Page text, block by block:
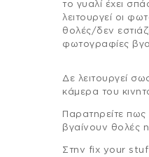
το γυαλί έχει
λειτουργεί οι
θολές/δεν
φωτογραφίες
Δε λειτουργεί
κάμερα του
Παρατηρείτε
βγαίνουν θολές
Στην fix your